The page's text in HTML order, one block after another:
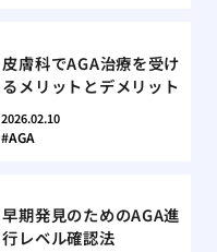
皮膚科でAGA治療を受け
るメリットとデメリット
2026.02.10
AGA
早期発見のためのAGA進
行レベル確認法